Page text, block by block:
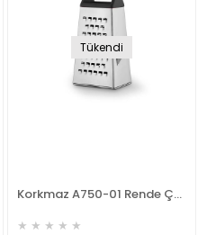
Tükendi
Korkmaz A750-01 Rende Çelik Rendy Plus Siyah
★ ★ ★ ★ ★